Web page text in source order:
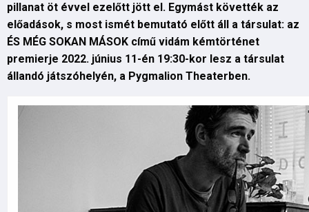
pillanat öt évvel ezelőtt jött el. Egymást követték az
előadások, s most ismét bemutató előtt áll a társulat: az
ÉS MÉG SOKAN MÁSOK című vidám kémtörténet
premierje 2022. június 11-én 19:30-kor lesz a társulat
állandó játszóhelyén, a Pygmalion Theaterben.